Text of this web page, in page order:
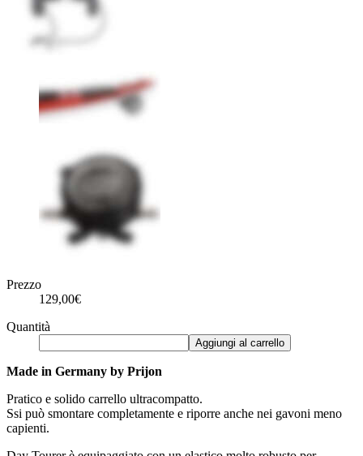
Prezzo
129,00€
Quantità
Aggiungi al carrello
Made in Germany by Prijon
Pratico e solido carrello ultracompatto.
Ssi può smontare completamente e riporre anche nei gavoni meno
capienti.